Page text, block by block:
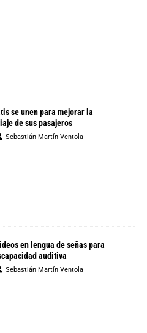
se unen para mejorar la
de sus pasajeros
Sebastián Martín Ventola
en lengua de señas para
auditiva
Sebastián Martín Ventola